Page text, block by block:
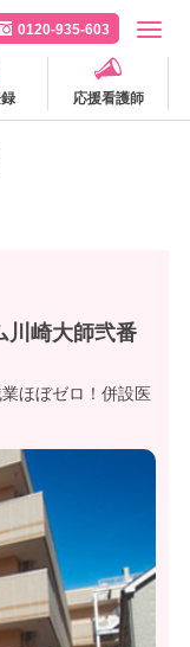
0120-935-603
応援看護師
川崎大師弐番
ほぼゼロ！併設医